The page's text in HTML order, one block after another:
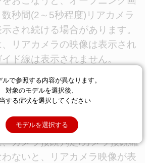
秒間(2～5秒程度)リアカメラ
され続ける場合があります。
リアカメラの映像は表示され
ド線は表示されません。
するリアカメラのカプラーの脱
が必要となる場合があります。
カメラ接続判定/カメラ接続確
ないと、リアカメラ映像が表
ルで参照する内容が異なります。
対象のモデルを選択後、
する症状を選択してください
モデルを選択する